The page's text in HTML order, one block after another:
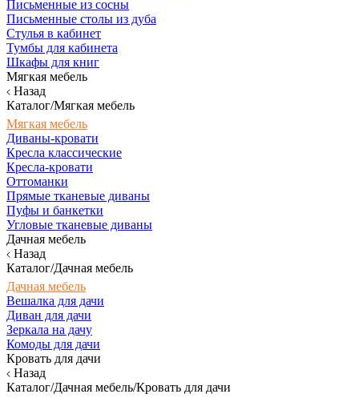
Письменные из сосны
Письменные столы из дуба
Стулья в кабинет
Тумбы для кабинета
Шкафы для книг
Мягкая мебель
Назад
Каталог/Мягкая мебель
Мягкая мебель
Диваны-кровати
Кресла классические
Кресла-кровати
Оттоманки
Прямые тканевые диваны
Пуфы и банкетки
Угловые тканевые диваны
Дачная мебель
Назад
Каталог/Дачная мебель
Дачная мебель
Вешалка для дачи
Диван для дачи
Зеркала на дачу
Комоды для дачи
Кровать для дачи
Назад
Каталог/Дачная мебель/Кровать для дачи